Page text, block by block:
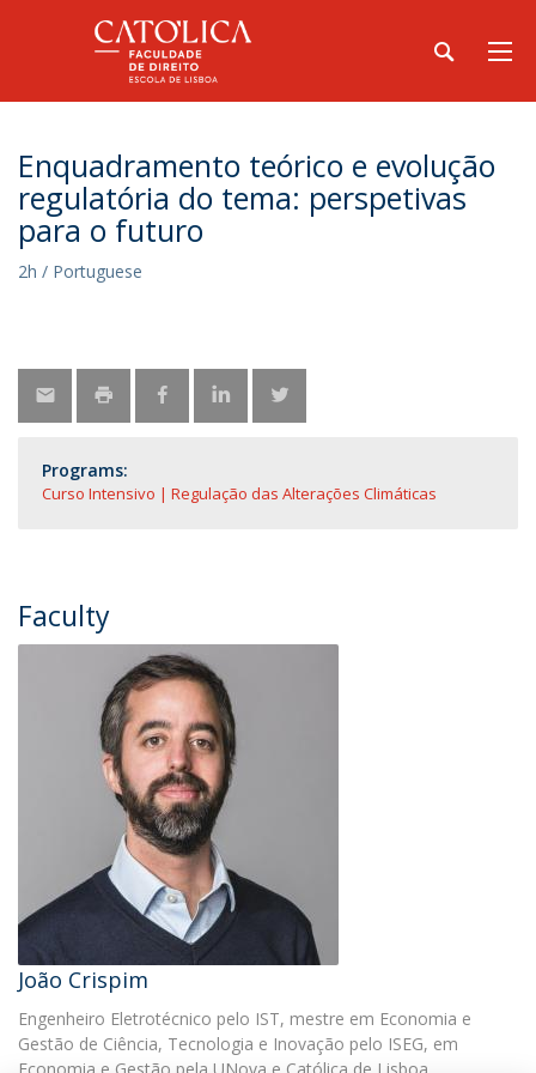
Enquadramento teórico e evolução
regulatória do tema: perspetivas
para o futuro
2h / Portuguese
Programs:
Curso Intensivo | Regulação das Alterações Climáticas
Faculty
João Crispim
Engenheiro Eletrotécnico pelo IST, mestre em Economia e
Gestão de Ciência, Tecnologia e Inovação pelo ISEG, em